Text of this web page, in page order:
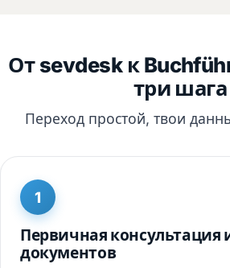
От sevdesk к
три шага
Переход простой, твои
1
Первичная консультация
документов